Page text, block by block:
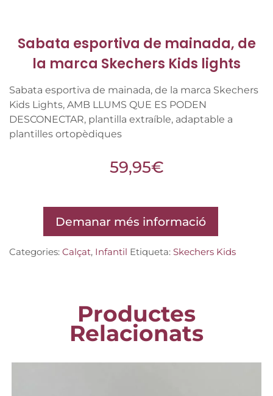
Sabata esportiva de mainada, de
la marca Skechers Kids lights
Sabata esportiva de mainada, de la marca Skechers
Kids Lights, AMB LLUMS QUE ES PODEN
DESCONECTAR, plantilla extraíble, adaptable a
plantilles ortopèdiques
59,95€
Demanar més informació
Categories: Calçat, Infantil Etiqueta: Skechers Kids
Productes
Relacionats